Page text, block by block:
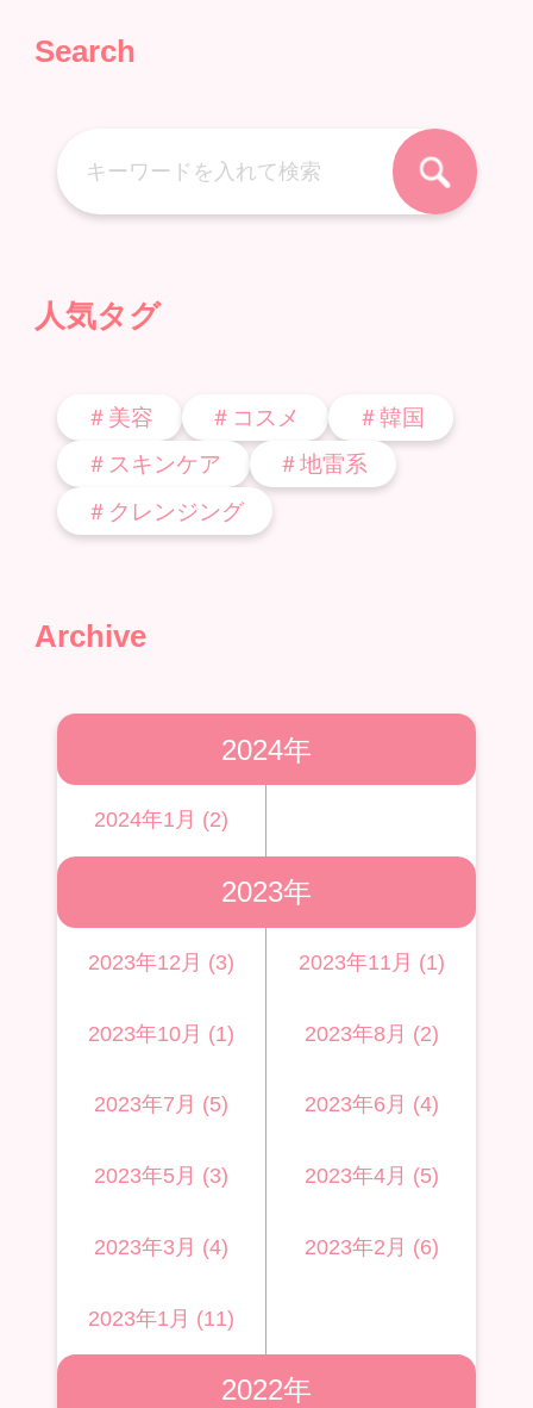
Search
人気タグ
＃美容 ＃コスメ
＃韓国
＃スキンケア
＃地雷系
＃クレンジング
Archive
2024年
2024年1月 (2)
2023年
2023年12月 (3) 2023年11月 (1)
2023年10月 (1) 2023年8月 (2)
2023年7月 (5) 2023年6月 (4)
2023年5月 (3) 2023年4月 (5)
2023年3月 (4) 2023年2月 (6)
2023年1月 (11)
2022年